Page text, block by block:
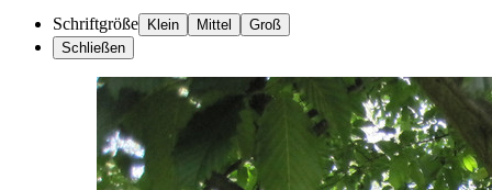
Schriftgröße Klein Mittel
Groß
Schließen